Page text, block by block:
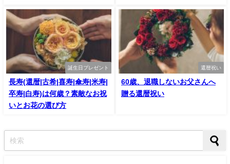
誕生日プレゼント
長寿(還暦|古希|喜寿|傘寿|米寿|
卒寿|白寿)は何歳？素敵なお祝
いとお花の選び方
還暦祝い
60歳、退職しないお父さんへ
贈る還暦祝い